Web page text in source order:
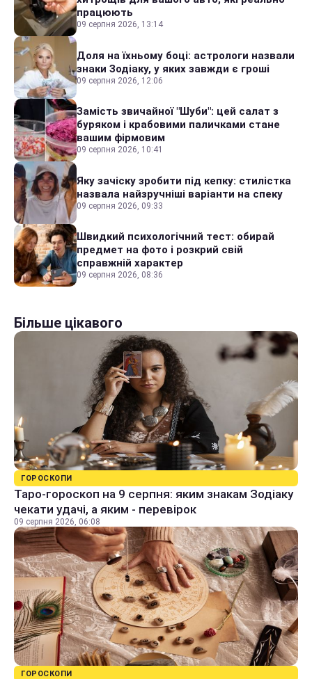
працюють
09 серпня 2026, 13:14
Доля на їхньому боці: астрологи назвали
знаки Зодіаку, у яких завжди є гроші
09 серпня 2026, 12:06
Замість звичайної "Шуби": цей салат з
буряком і крабовими паличками стане
вашим фірмовим
09 серпня 2026, 10:41
Яку зачіску зробити під кепку: стилістка
назвала найзручніші варіанти на спеку
09 серпня 2026, 09:33
Швидкий психологічний тест: обирай
предмет на фото і розкрий свій
справжній характер
09 серпня 2026, 08:36
Більше цікавого
ГОРОСКОПИ
Таро-гороскоп на 9 серпня: яким знакам Зодіаку
чекати удачі, а яким - перевірок
09 серпня 2026, 06:08
ГОРОСКОПИ